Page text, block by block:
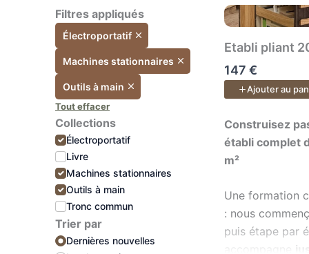
Filtres appliqués
Électroportatif
Machines stationnaires
Outils à main
Tout effacer
Collections
Électroportatif
Livre
Machines stationnaires
Outils à main
Tronc commun
Trier par
Dernières nouvelles
Etabli pliant
147 €
Ajouter au
Construisez
Construisez
établi complet
m²
Une formation
: nous
puis étape par